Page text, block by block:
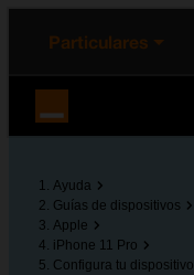
principal
la página
Particulares
Ayuda
Guías de dispositivos
Apple
iPhone 11 Pro
Configura tu dispositivo